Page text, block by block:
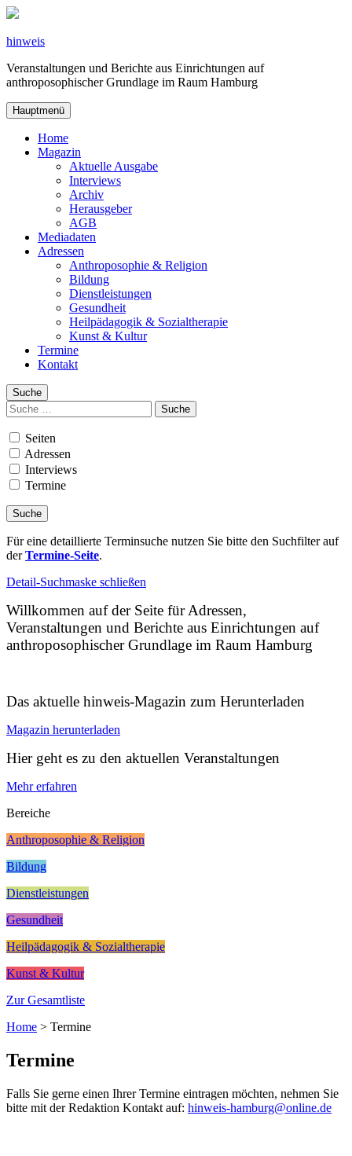
Zum
springen
hinweis
Veranstaltungen und Berichte aus Einrichtungen auf
anthroposophischer Grundlage im Raum Hamburg
Hauptmenü
Home
Magazin
Aktuelle Ausgabe
Interviews
Archiv
Herausgeber
AGB
Mediadaten
Adressen
Anthroposophie & Religion
Bildung
Dienstleistungen
Gesundheit
Heilpädagogik & Sozialtherapie
Kunst & Kultur
Termine
Kontakt
Suche
Suchen
nach:
Seiten
Adressen
Interviews
Termine
Für eine detaillierte Terminsuche nutzen Sie bitte den Suchfilter auf
derTermine-Seite.
Detail-Suchmaske schließen
Willkommen auf der Seite für Adressen,
Veranstaltungen und Berichte aus Einrichtungen auf
anthroposophischer Grundlage im Raum Hamburg
Das aktuelle hinweis-Magazin zum Herunterladen
Magazin herunterladen
Hier geht es zu den aktuellen Veranstaltungen
Mehr erfahren
Bereiche
Anthroposophie & Religion
Bildung
Dienstleistungen
Gesundheit
Heilpädagogik & Sozialtherapie
Kunst & Kultur
Zur Gesamtliste
Home > Termine
Termine
Falls Sie gerne einen Ihrer Termine eintragen möchten, nehmen Sie
bitte mit der Redaktion Kontakt auf: hinweis-hamburg@online.de